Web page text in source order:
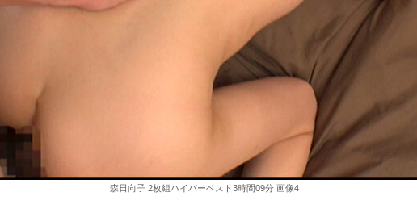
森日向子 2枚組ハイパーベスト3時間09分 画像4